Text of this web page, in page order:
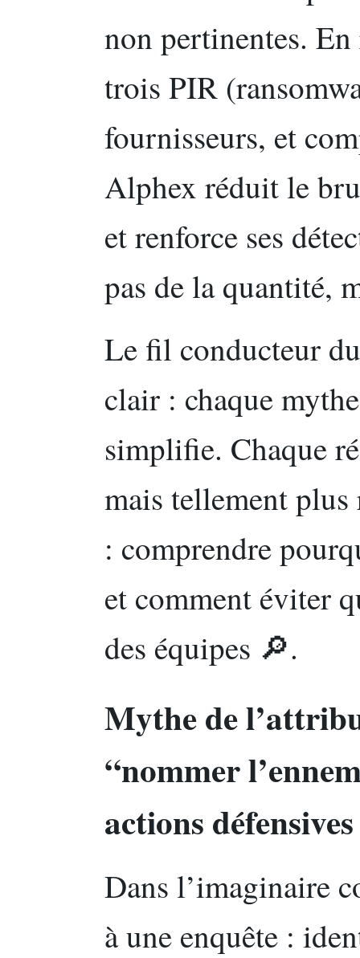
non pertinentes.
trois PIR
fournisseurs, et
Alphex réduit le
et renforce ses
pas de la quantité,
Le fil conducteur
clair : chaque
simplifie. Chaque
mais tellement plus
: comprendre
et comment éviter
des équipes 🔎.
Mythe de
“nommer
actions défensives
Dans l’imaginaire
à une enquête :